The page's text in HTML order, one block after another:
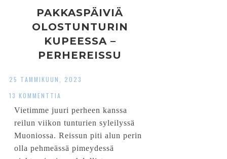
PAKKASPÄIVIÄ
OLOSTUNTURIN
KUPEESSA –
PERHEREISSU
25 TAMMIKUUN, 2023
13 KOMMENTTIA
Vietimme juuri perheen kanssa
reilun viikon tunturien syleilyssä
Muoniossa. Reissun piti alun perin
olla pehmeässä pimeydessä